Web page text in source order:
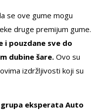
se ove gume mogu
druge premijum gume.
i pouzdane sve do
dubine šare.Ovo su
izdržljivosti koji su
eksperata Auto